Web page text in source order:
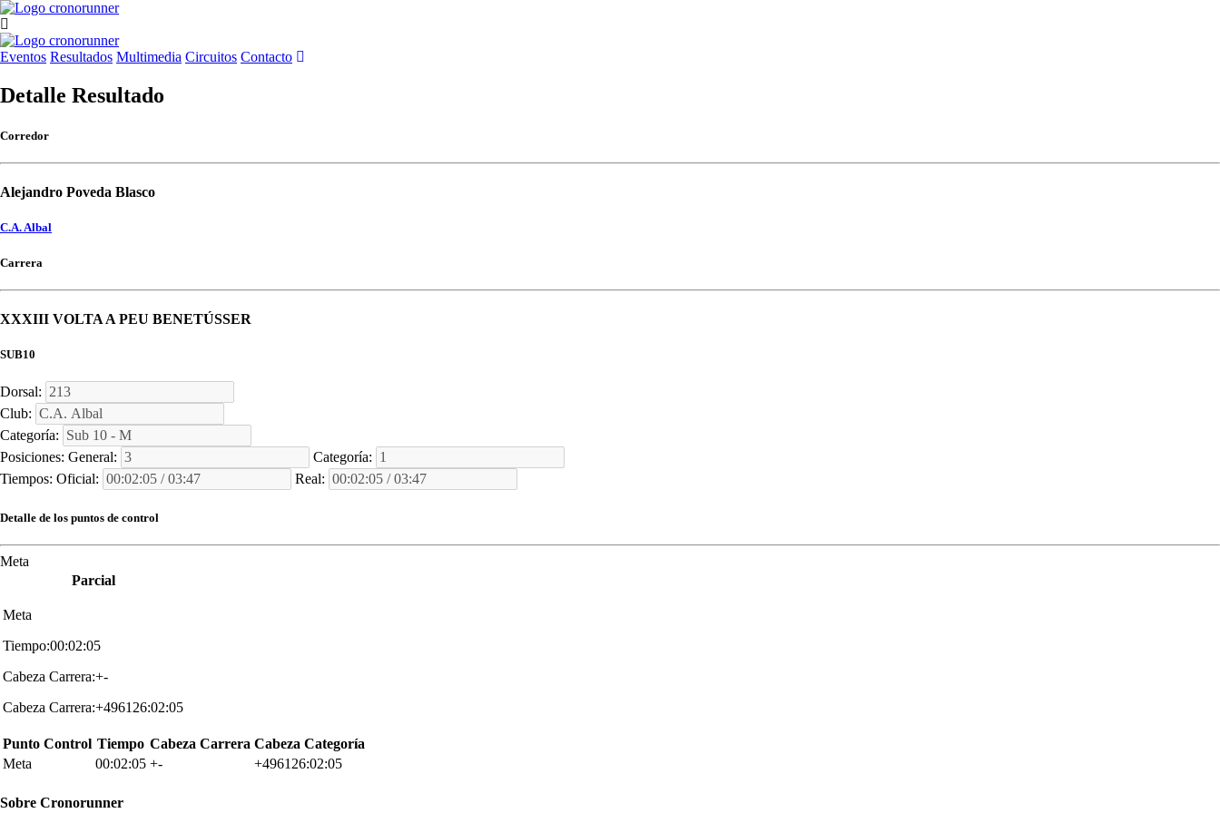
Eventos Resultados Multimedia Circuitos Contacto
Detalle Resultado
Corredor
Alejandro Poveda Blasco
C.A. Albal
Carrera
XXXIII VOLTA A PEU BENETÚSSER
SUB10
Dorsal:
Club:
Categoría:
Posiciones: General:
Categoría:
Tiempos: Oficial: Real:
Detalle de los puntos de control
Meta
Parcial
Meta
Tiempo:00:02:05
Cabeza Carrera:+-
Cabeza Carrera:+496126:02:05
Punto Control Tiempo Cabeza Carrera Cabeza Categoría
Meta
00:02:05 +- +496126:02:05
Sobre Cronorunner